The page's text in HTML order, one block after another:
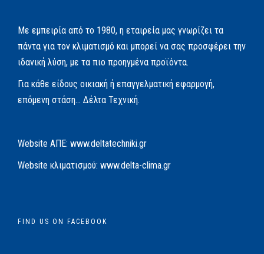
Με εμπειρία από το 1980, η εταιρεία μας γνωρίζει τα
πάντα για τον κλιματισμό και μπορεί να σας προσφέρει την
ιδανική λύση, με τα πιο προηγμένα προϊόντα.
Για κάθε είδους οικιακή ή επαγγελματική εφαρμογή,
επόμενη στάση… Δέλτα Τεχνική.
Website AΠΕ: www.deltatechniki.gr
Website κλιματισμού: www.delta-clima.gr
FIND US ON FACEBOOK